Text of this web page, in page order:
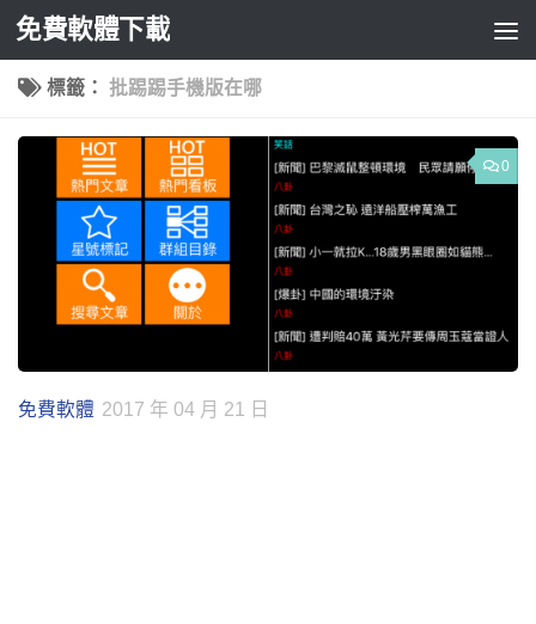
Skip to content
免費軟體下載
標籤： 批踢踢手機版在哪
0
免費軟體 2017 年 04 月 21 日